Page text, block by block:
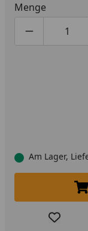
Menge
Am Lager,